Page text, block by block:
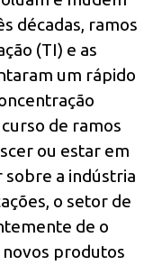
décadas, ramos
(TI) e as
um rápido
de ramos
ou estar em
sobre a indústria
o setor de
de o
produtos